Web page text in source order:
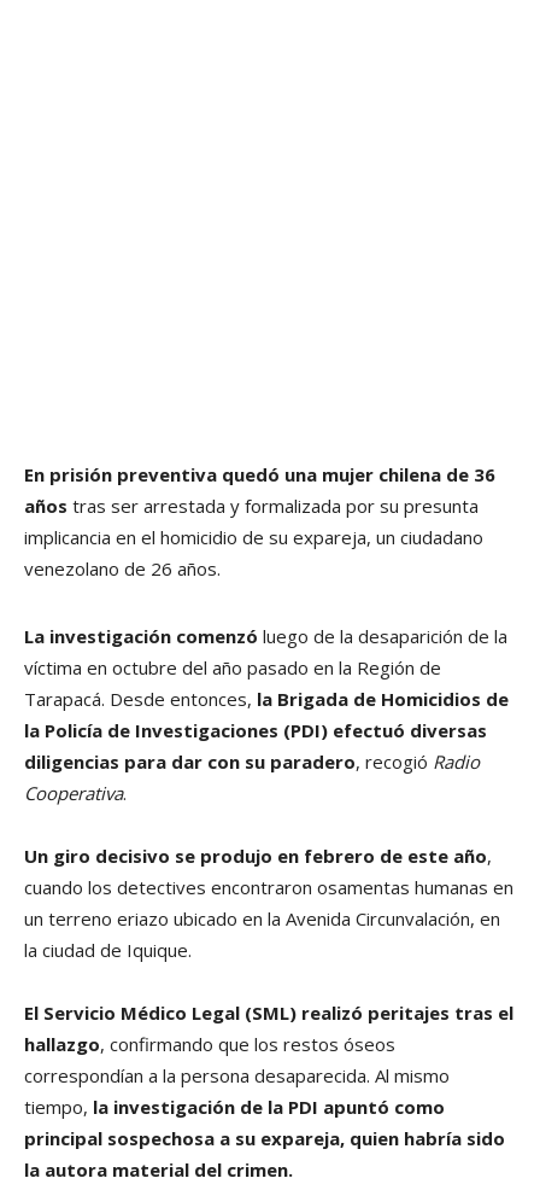
En prisión preventiva quedó una mujer chilena de 36
años tras ser arrestada y formalizada por su presunta
implicancia en el homicidio de su expareja, un ciudadano
venezolano de 26 años.
La investigación comenzó luego de la desaparición de la
víctima en octubre del año pasado en la Región de
Tarapacá. Desde entonces, la Brigada de Homicidios de
la Policía de Investigaciones (PDI) efectuó diversas
diligencias para dar con su paradero, recogió Radio
Cooperativa.
Un giro decisivo se produjo en febrero de este año,
cuando los detectives encontraron osamentas humanas en
un terreno eriazo ubicado en la Avenida Circunvalación, en
la ciudad de Iquique.
El Servicio Médico Legal (SML) realizó peritajes tras el
hallazgo, confirmando que los restos óseos
correspondían a la persona desaparecida. Al mismo
tiempo, la investigación de la PDI apuntó como
principal sospechosa a su expareja, quien habría sido
la autora material del crimen.